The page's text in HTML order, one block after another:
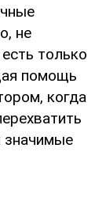
не
только
помощь
когда
значимые